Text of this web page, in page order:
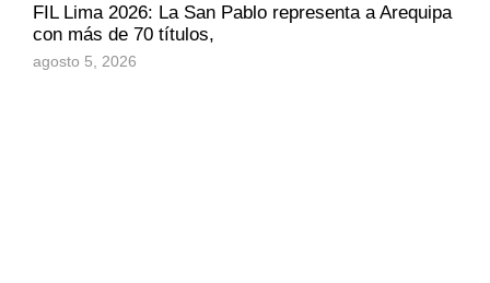
FIL Lima 2026: La San Pablo representa a Arequipa
con más de 70 títulos,
agosto 5, 2026